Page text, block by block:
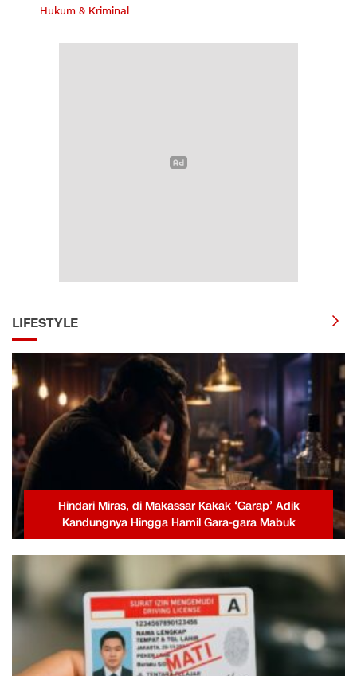
Hukum & Kriminal
LIFESTYLE
Hindari Miras, di Makassar Kakak ‘Garap’ Adik
Kandungnya Hingga Hamil Gara-gara Mabuk